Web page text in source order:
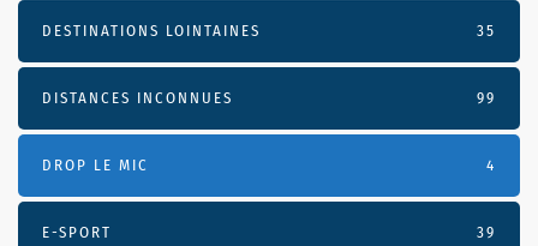
DESTINATIONS LOINTAINES 35
DISTANCES INCONNUES 99
DROP LE MIC 4
E-SPORT 39